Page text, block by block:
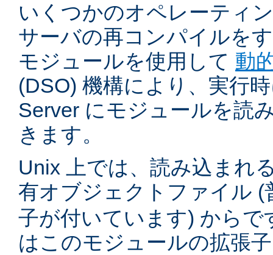
いくつかのオペレーティ
サーバの再コンパイルを
モジュールを使用して 動
(DSO) 機構により、実行
Server にモジュールを読
きます。
Unix 上では、読み込まれ
有オブジェクトファイル
子が付いています) からで
はこのモジュールの拡張